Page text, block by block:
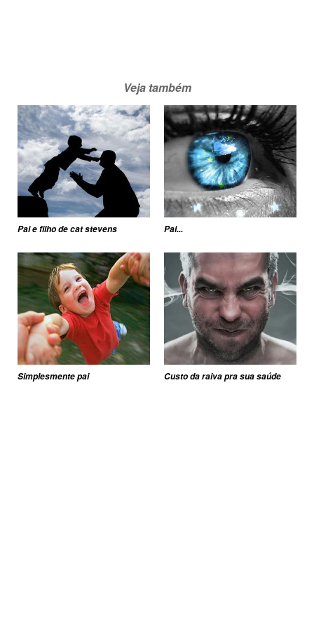
Veja também
Pai e filho de cat stevens Pai...
Simplesmente pai Custo da raiva pra sua saúde